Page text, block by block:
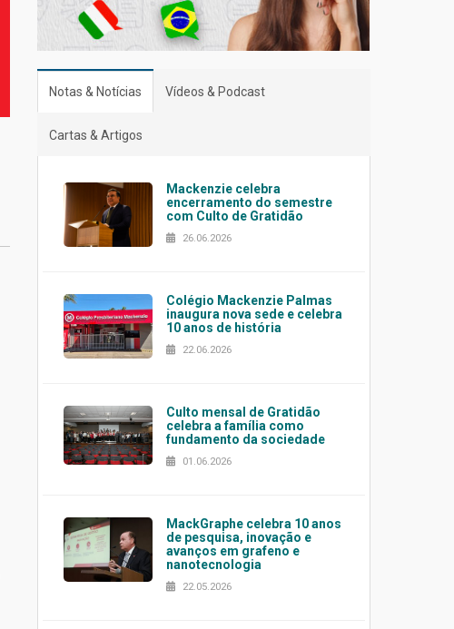
Notas & Notícias Vídeos & Podcast
Cartas & Artigos
Mackenzie celebra
encerramento do semestre
com Culto de Gratidão
26.06.2026
Colégio Mackenzie Palmas
inaugura nova sede e celebra
10 anos de história
22.06.2026
Culto mensal de Gratidão
celebra a família como
fundamento da sociedade
01.06.2026
MackGraphe celebra 10 anos
de pesquisa, inovação e
avanços em grafeno e
nanotecnologia
22.05.2026